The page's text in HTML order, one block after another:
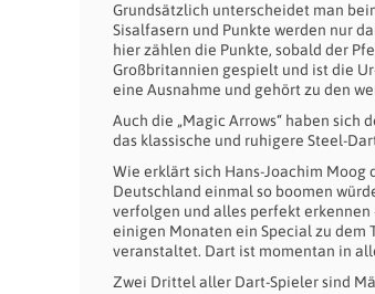
Grundsätzlich unterscheidet man
Sisalfasern und Punkte werden nur
hier zählen die Punkte, sobald der
Großbritannien gespielt und ist die
eine Ausnahme und gehört zu den
Auch die „Magic Arrows“ haben
das klassische und ruhigere Steel-
Wie erklärt sich Hans-Joachim Moog
Deutschland einmal so boomen
verfolgen und alles perfekt erkennen
einigen Monaten ein Special zu dem
veranstaltet. Dart ist momentan in
Zwei Drittel aller Dart-Spieler sind